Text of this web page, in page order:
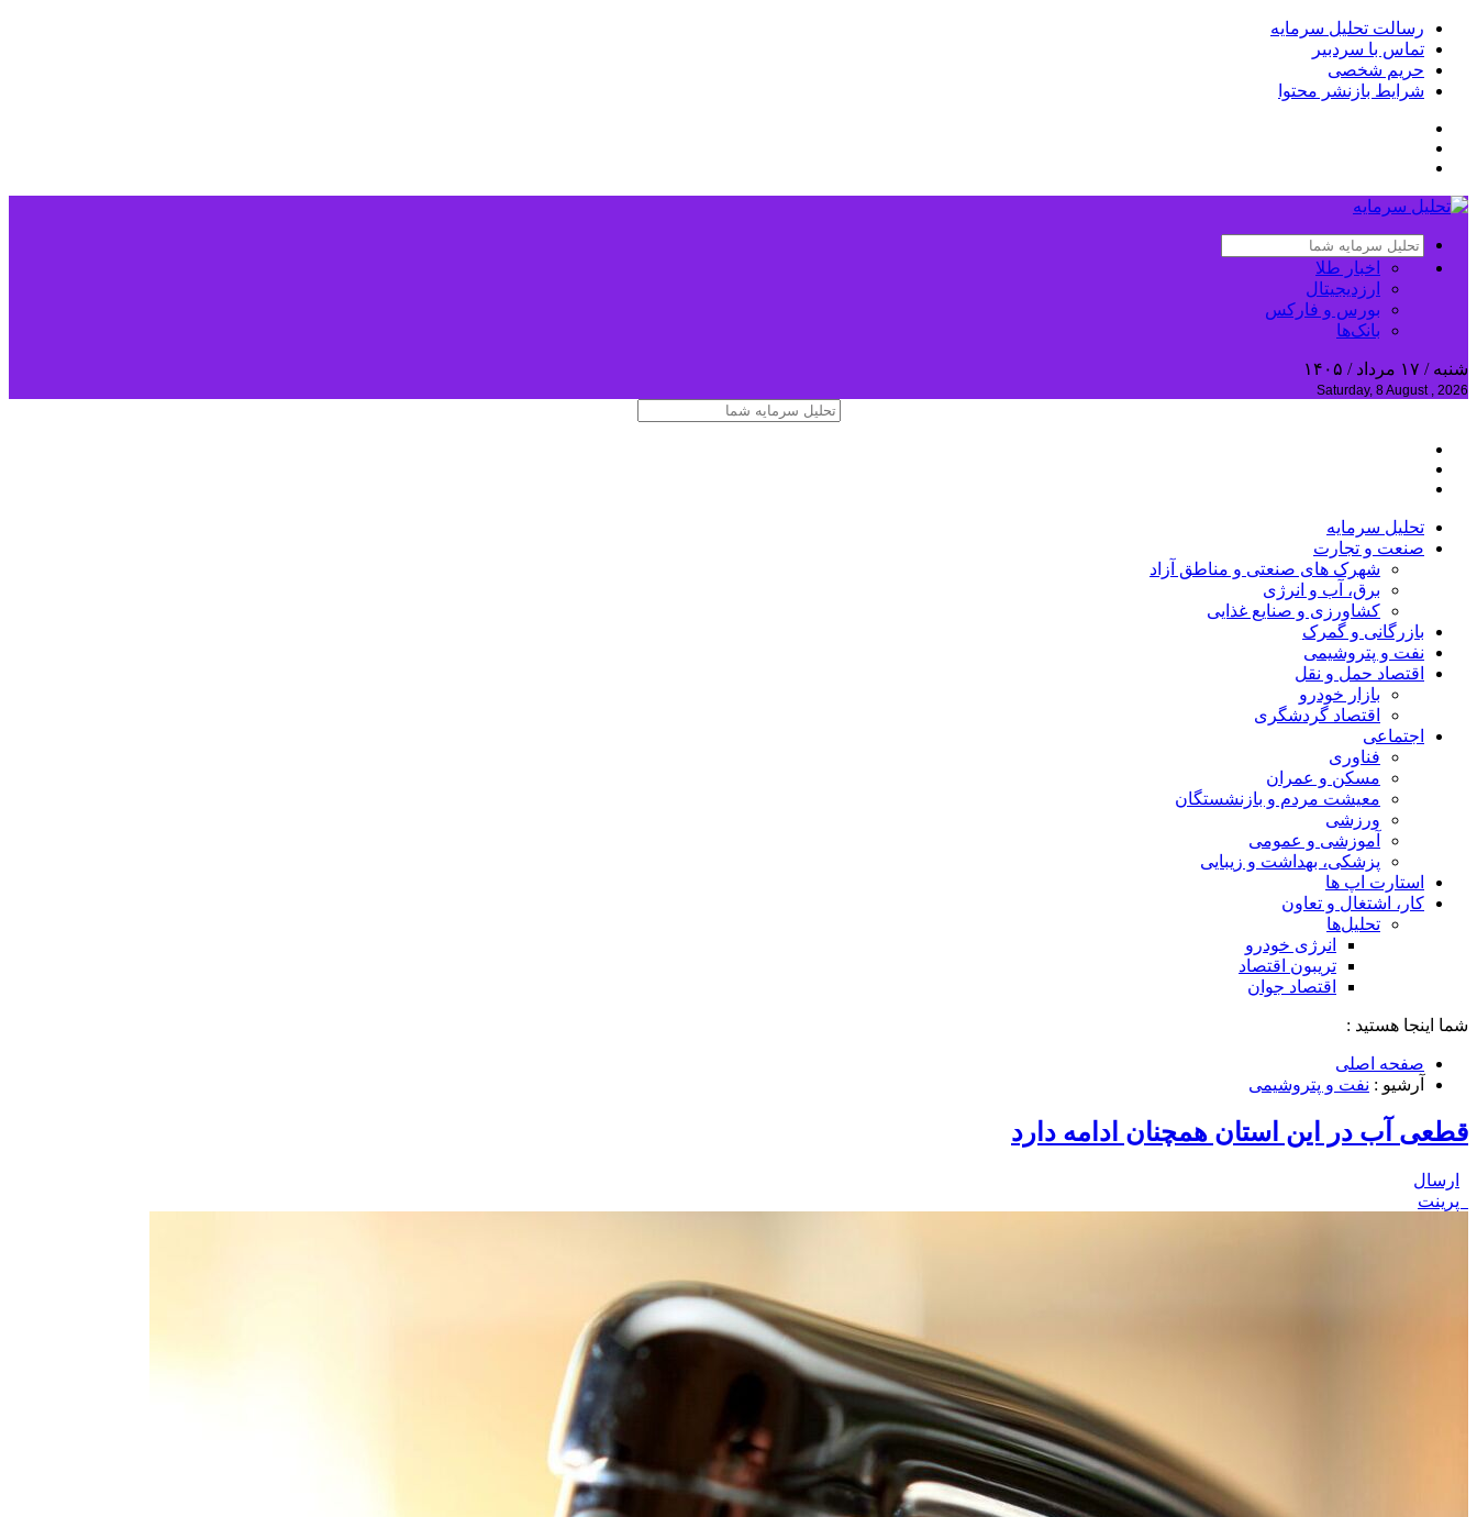
رسالت تحلیل سرمایه
تماس با سردبیر
حریم شخصی
شرایط بازنشر محتوا
اخبار طلا
ارزدیجیتال
بورس و فارکس
بانک‌ها
شنبه / ۱۷ مرداد / ۱۴۰۵
Saturday, 8 August , 2026
تحلیل‌ سرمایه
صنعت و تجارت
شهرک های صنعتی و مناطق آزاد
برق، آب و انرژی
کشاورزی و صنایع غذایی
بازرگانی و گمرک
نفت و پتروشیمی
اقتصاد حمل و نقل
بازار خودرو
اقتصاد گردشگری
اجتماعی
فناوری
مسکن و عمران
معیشت مردم و بازنشستگان
ورزشی
آموزشی و عمومی
پزشکی، بهداشت و زیبایی
استارت اپ ها
کار، اشتغال و تعاون
تحلیل‌ها
انرژی خودرو
تریبون اقتصاد
اقتصاد جوان
شما اینجا هستید :
صفحه اصلی
آرشیو : نفت و پتروشیمی
قطعی آب در این استان همچنان ادامه دارد
ارسال
پرینت